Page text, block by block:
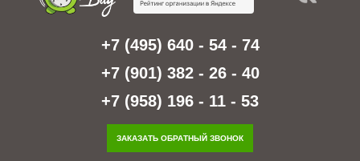
+7 (495) 640 - 54 - 74
+7 (901) 382 - 26 - 40
+7 (958) 196 - 11 - 53
ЗАКАЗАТЬ ОБРАТНЫЙ ЗВОНОК